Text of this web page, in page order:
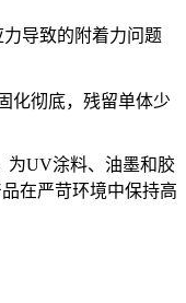
导致的附着力问题
化彻底，残留单体少
为UV涂料、油墨和胶
在严苛环境中保持高